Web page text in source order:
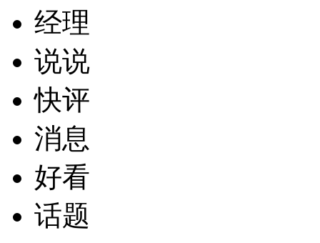
经理
说说
快评
消息
好看
话题